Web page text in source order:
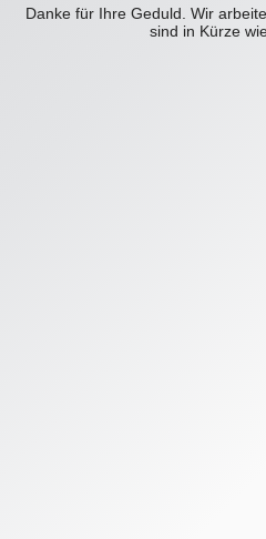
Danke für Ihre Geduld. Wir
sind in Kürze